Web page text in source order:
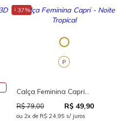
↓ 37%
P
Calça Feminina Capri...
R$ 79,00 R$ 49,90
ou 2x de R$ 24,95 s/ juros